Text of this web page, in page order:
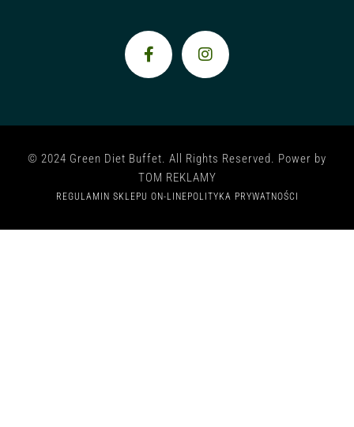
© 2024 Green Diet Buffet. All Rights Reserved. Power by
TOM REKLAMY
REGULAMIN SKLEPU ON-LINEPOLITYKA PRYWATNOŚCI